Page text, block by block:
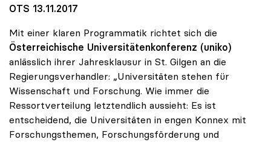
OTS 13.11.2017
Mit einer klaren Programmatik richtet sich die
Österreichische Universitätenkonferenz (uniko)
anlässlich ihrer Jahresklausur in St. Gilgen an die
Regierungsverhandler: „Universitäten stehen für
Wissenschaft und Forschung. Wie immer die
Ressortverteilung letztendlich aussieht: Es ist
entscheidend, die Universitäten in engen Konnex mit
Forschungsthemen, Forschungsförderung und